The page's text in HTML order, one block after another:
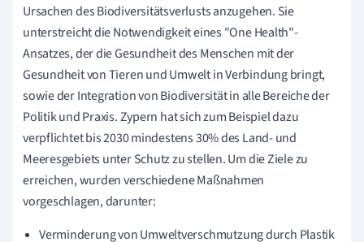
Ursachen des Biodiversitätsverlusts anzugehen. Sie
unterstreicht die Notwendigkeit eines "One Health"-
Ansatzes, der die Gesundheit des Menschen mit der
Gesundheit von Tieren und Umwelt in Verbindung bringt,
sowie der Integration von Biodiversität in alle Bereiche der
Politik und Praxis. Zypern hat sich zum Beispiel dazu
verpflichtet bis 2030 mindestens 30% des Land- und
Meeresgebiets unter Schutz zu stellen. Um die Ziele zu
erreichen, wurden verschiedene Maßnahmen
vorgeschlagen, darunter:
Verminderung von Umweltverschmutzung durch Plastik